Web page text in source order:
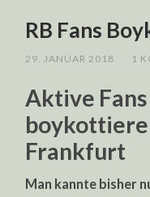
RB Fans
29. JANUAR 2018 1
Aktive
Frankfurt
Man kannte bisher